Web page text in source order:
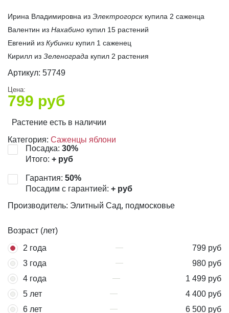
Ирина Владимировна из Электрогорск купила 2 саженца
Валентин из Нахабино купил 15 растений
Евгений из Кубинки купил 1 саженец
Кирилл из Зеленограда купил 2 растения
Артикул: 57749
Цена:
799 руб
Растение есть в наличии
Категория: Саженцы яблони
Посадка: 30%
Итого: + руб
Гарантия: 50%
Посадим с гарантией: + руб
Производитель: Элитный Сад, подмосковье
Возраст (лет)
2 года
799 руб
3 года
980 руб
4 года
1 499 руб
5 лет
4 400 руб
6 лет
6 500 руб